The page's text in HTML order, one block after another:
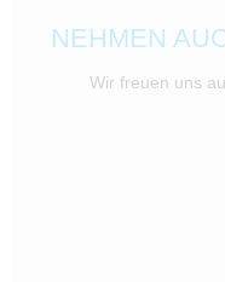
NEHMEN
Wir freuen uns